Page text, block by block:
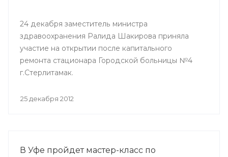
24 декабря заместитель министра
здравоохранения Ралида Шакирова приняла
участие на открытии после капитального
ремонта стационара Городской больницы №4
г.Стерлитамак.
25 декабря 2012
В Уфе пройдет мастер-класс по